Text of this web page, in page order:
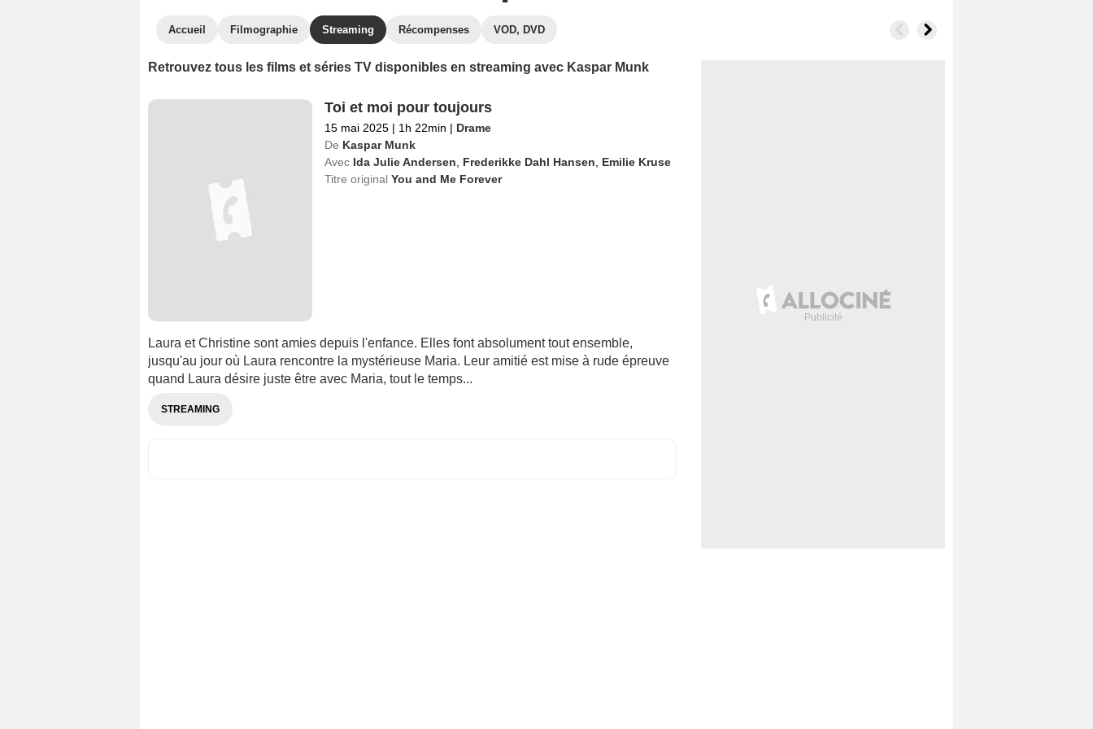
Accueil Filmographie Streaming Récompenses VOD, DVD
Retrouvez tous les films et séries TV disponibles en streaming avec Kaspar Munk
Toi et moi pour toujours
15 mai 2025 | 1h 22min | Drame
De Kaspar Munk
Avec Ida Julie Andersen Frederikke Dahl Hansen
Emilie Kruse
Titre original You and Me Forever
Laura et Christine sont amies depuis l'enfance. Elles font absolument tout ensemble,
jusqu'au jour où Laura rencontre la mystérieuse Maria. Leur amitié est mise à rude épreuve
quand Laura désire juste être avec Maria, tout le temps...
STREAMING